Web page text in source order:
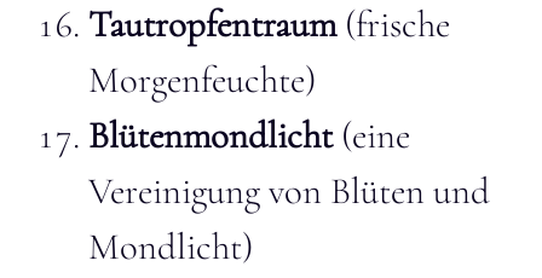
Tautropfentraum(frische
Morgenfeuchte)
Blütenmondlicht(eine
Vereinigung von Blüten und
Mondlicht)